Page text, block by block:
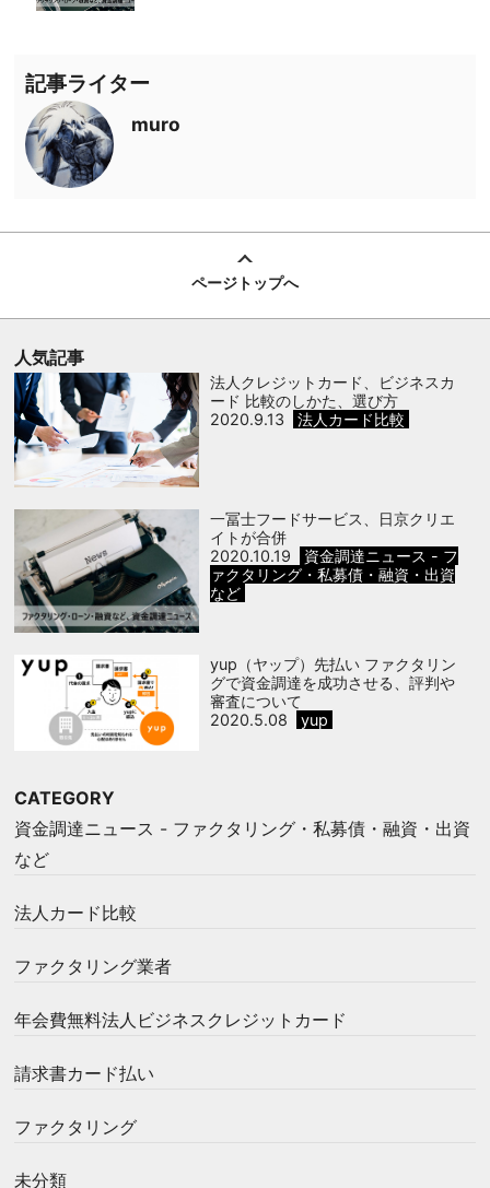
記事ライター
muro
ページトップへ
人気記事
法人クレジットカード、ビジネスカ
ード 比較のしかた、選び方
2020.9.13
法人カード比較
一冨士フードサービス、日京クリエ
イトが合併
2020.10.19
資金調達ニュース - フ
ァクタリング・私募債・融資・出資
など
yup（ヤップ）先払い ファクタリン
グで資金調達を成功させる、評判や
審査について
2020.5.08
yup
CATEGORY
資金調達ニュース - ファクタリング・私募債・融資・出資
など
法人カード比較
ファクタリング業者
年会費無料法人ビジネスクレジットカード
請求書カード払い
ファクタリング
未分類